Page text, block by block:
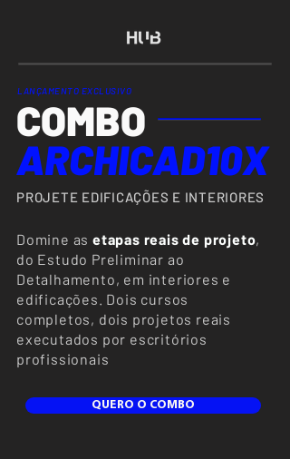
LANÇAMENTO EXCLUSIVO
ARCHICAD10X
COMBO
PROJETE EDIFICAÇÕES E INTERIORES
Domine as etapas reais de projeto,
do Estudo Preliminar ao
Detalhamento, em interiores e
edificações. Dois cursos
completos, dois projetos reais
executados por escritórios
profissionais
QUERO O COMBO